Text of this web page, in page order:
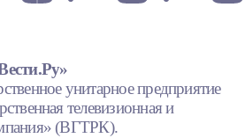
унитарное предприятие
телевизионная и
(ВГТРК).